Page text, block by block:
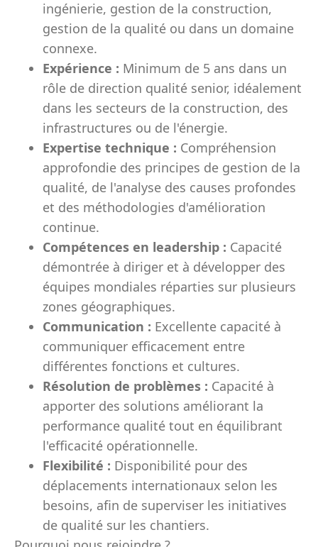
ingénierie, gestion de la construction,
gestion de la qualité ou dans un domaine
connexe.
Expérience : Minimum de 5 ans dans un
rôle de direction qualité senior, idéalement
dans les secteurs de la construction, des
infrastructures ou de l'énergie.
Expertise technique : Compréhension
approfondie des principes de gestion de la
qualité, de l'analyse des causes profondes
et des méthodologies d'amélioration
continue.
Compétences en leadership : Capacité
démontrée à diriger et à développer des
équipes mondiales réparties sur plusieurs
zones géographiques.
Communication : Excellente capacité à
communiquer efficacement entre
différentes fonctions et cultures.
Résolution de problèmes : Capacité à
apporter des solutions améliorant la
performance qualité tout en équilibrant
l'efficacité opérationnelle.
Flexibilité : Disponibilité pour des
déplacements internationaux selon les
besoins, afin de superviser les initiatives
de qualité sur les chantiers.